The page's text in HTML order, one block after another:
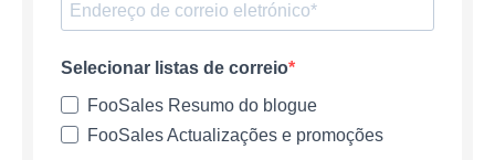
Selecionar listas de correio
FooSales Resumo do blogue
FooSales Actualizações e promoções